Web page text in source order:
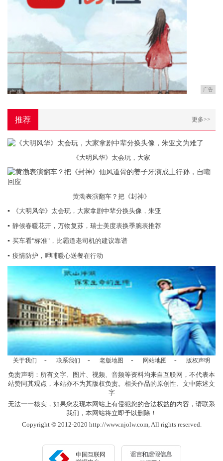
广告
推荐 更多>>
《大明风华》太会玩，大家
黄渤表演翻车？把《封神》
▪
《大明风华》太会玩，大家拿剧中辈分换头像，朱亚
▪ 静候春暖花开，万物复苏，瑞士美度表换季腕表推荐
▪ 买车看"标准"，比霸道老司机的建议靠谱
▪ 疫情防护，呷哺暖心送餐在行动
关于我们 - 联系我们 - 老版地图 - 网站地图 - 版权声明
免责声明：所有文字、图片、视频、音频等资料均来自互联网，不代表本
站赞同其观点，本站亦不为其版权负责。相关作品的原创性、文中陈述文
字
无法一一核实，如果您发现本网站上有侵犯您的合法权益的内容，请联系
我们，本网站将立即予以删除！
Copyright © 2012-2020 http://www.njolw.com, All rights reserved.